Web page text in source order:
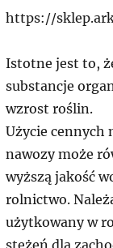
https://
Istotne jest to,
substancje
wzrost roślin.
Użycie cennych
nawozy może
wyższą jakość
rolnictwo.
użytkowany w